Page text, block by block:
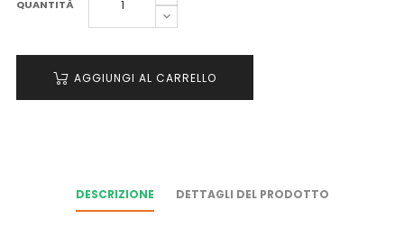
QUANTITÀ
AGGIUNGI AL CARRELLO
DESCRIZIONE DETTAGLI DEL PRODOTTO